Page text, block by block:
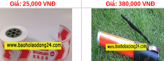
Giá: 25,000 VNĐ Giá: 380,000 VNĐ